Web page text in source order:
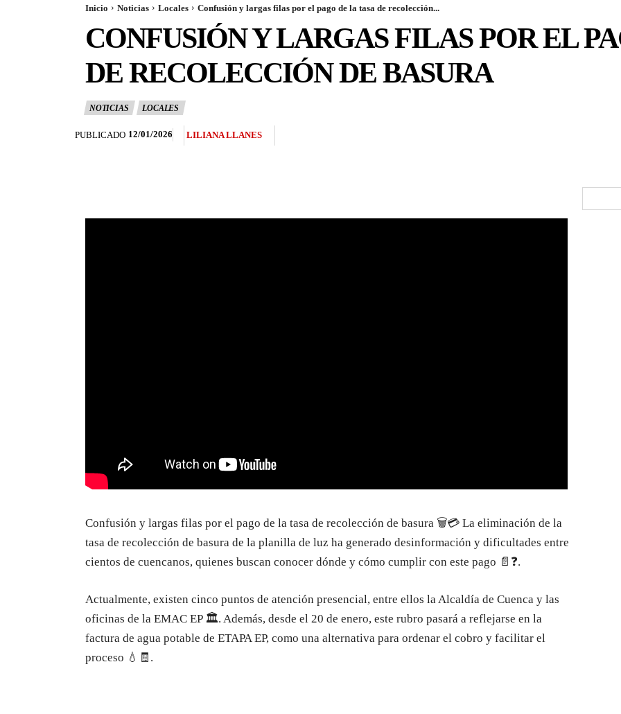
Inicio Noticias Locales Confusión y largas filas por el pago de la tasa de recolección...
CONFUSIÓN Y LARGAS FILAS POR EL
DE RECOLECCIÓN DE BASURA
NOTICIAS LOCALES
PUBLICADO 12/01/2026 LILIANA LLANES
Confusión y largas filas por el pago de la tasa de recolección de basura 🗑️💳 La eliminación de la
tasa de recolección de basura de la planilla de luz ha generado desinformación y dificultades entre
cientos de cuencanos, quienes buscan conocer dónde y cómo cumplir con este pago 📄❓.
Actualmente, existen cinco puntos de atención presencial, entre ellos la Alcaldía de Cuenca y las
oficinas de la EMAC EP 🏛️. Además, desde el 20 de enero, este rubro pasará a reflejarse en la
factura de agua potable de ETAPA EP, como una alternativa para ordenar el cobro y facilitar el
proceso 💧🧾.